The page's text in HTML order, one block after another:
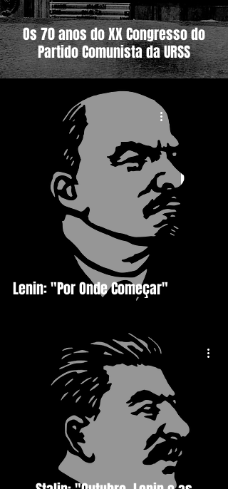
Os 70 anos do XX Congresso do
Partido Comunista da URSS
Lenin: "Por Onde Começar"